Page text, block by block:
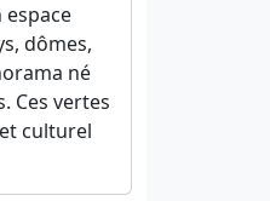
dômes,
né
Ces vertes
culturel